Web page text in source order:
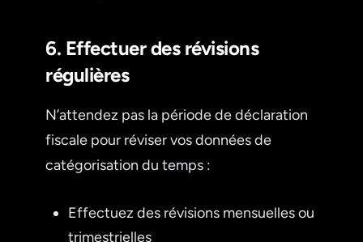
6. Effectuer des révisions
régulières
N’attendez pas la période de déclaration
fiscale pour réviser vos données de
catégorisation du temps :
Effectuez des révisions mensuelles ou
trimestrielles